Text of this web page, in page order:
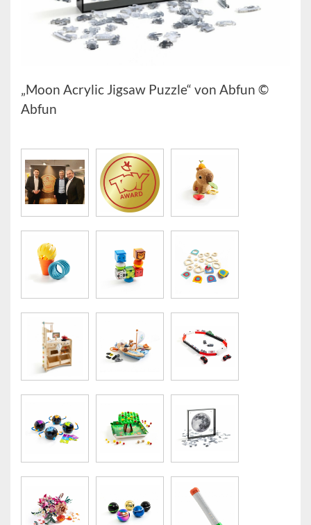
„Moon Acrylic Jigsaw Puzzle“ von Abfun ©
Abfun